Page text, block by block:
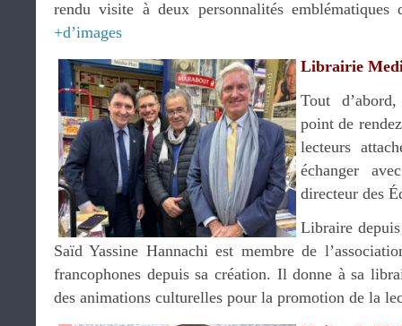
rendu visite à deux personnalités
+d’images
Librairie
Tout
point de
lecteurs
échanger
directeur des
Libraire
Saïd Yassine Hannachi est membre de
francophones depuis sa création. Il donne à sa
des animations culturelles pour la promotion de la